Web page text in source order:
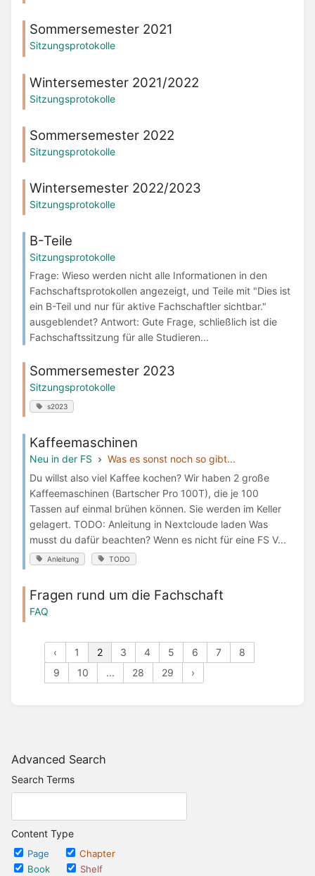
Advanced Search
Search Terms
Content Type
Page
Chapter
Book
Shelf
Sommersemester 2021
Sitzungsprotokolle
Wintersemester 2021/2022
Sitzungsprotokolle
Sommersemester 2022
Sitzungsprotokolle
Wintersemester 2022/2023
Sitzungsprotokolle
B-Teile
Sitzungsprotokolle
Frage: Wieso werden nicht alle Informationen in den
Fachschaftsprotokollen angezeigt, und Teile mit "Dies ist
ein B-Teil und nur für aktive Fachschaftler sichtbar."
ausgeblendet? Antwort: Gute Frage, schließlich ist die
Fachschaftssitzung für alle Studieren...
Sommersemester 2023
Sitzungsprotokolle
s2023
Kaffeemaschinen
Neu in der FS
Was es sonst noch so gibt...
Du willst also viel Kaffee kochen? Wir haben 2 große
Kaffeemaschinen (Bartscher Pro 100T), die je 100
Tassen auf einmal brühen können. Sie werden im Keller
gelagert. TODO: Anleitung in Nextcloude laden Was
musst du dafür beachten? Wenn es nicht für eine FS V...
Anleitung TODO
Fragen rund um die Fachschaft
FAQ
‹ 1 2 3 4 5 6 7
8
9
10 ... 28 29 ›